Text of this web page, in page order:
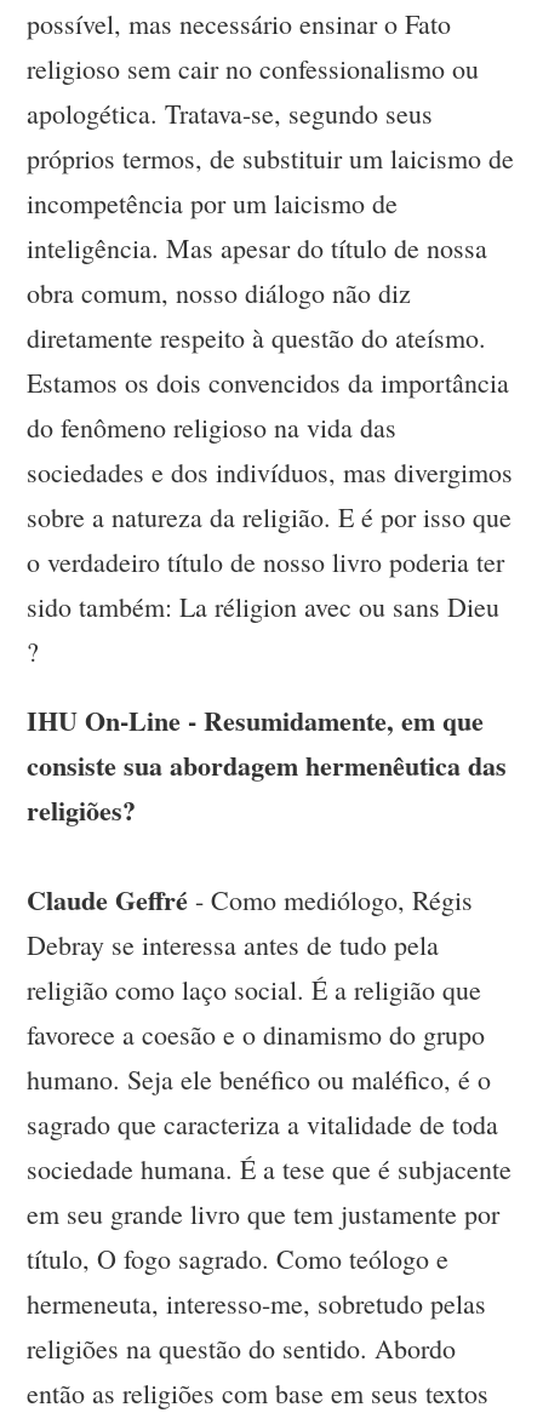
possível, mas necessário ensinar o Fato
religioso sem cair no confessionalismo ou
apologética. Tratava-se, segundo seus
próprios termos, de substituir um laicismo de
incompetência por um laicismo de
inteligência. Mas apesar do título de nossa
obra comum, nosso diálogo não diz
diretamente respeito à questão do ateísmo.
Estamos os dois convencidos da importância
do fenômeno religioso na vida das
sociedades e dos indivíduos, mas divergimos
sobre a natureza da religião. E é por isso que
o verdadeiro título de nosso livro poderia ter
sido também: La réligion avec ou sans Dieu
?
IHU On-Line - Resumidamente, em que
consiste sua abordagem hermenêutica das
religiões?
Claude Geffré - Como mediólogo, Régis
Debray se interessa antes de tudo pela
religião como laço social. É a religião que
favorece a coesão e o dinamismo do grupo
humano. Seja ele benéfico ou maléfico, é o
sagrado que caracteriza a vitalidade de toda
sociedade humana. É a tese que é subjacente
em seu grande livro que tem justamente por
título, O fogo sagrado. Como teólogo e
hermeneuta, interesso-me, sobretudo pelas
religiões na questão do sentido. Abordo
então as religiões com base em seus textos